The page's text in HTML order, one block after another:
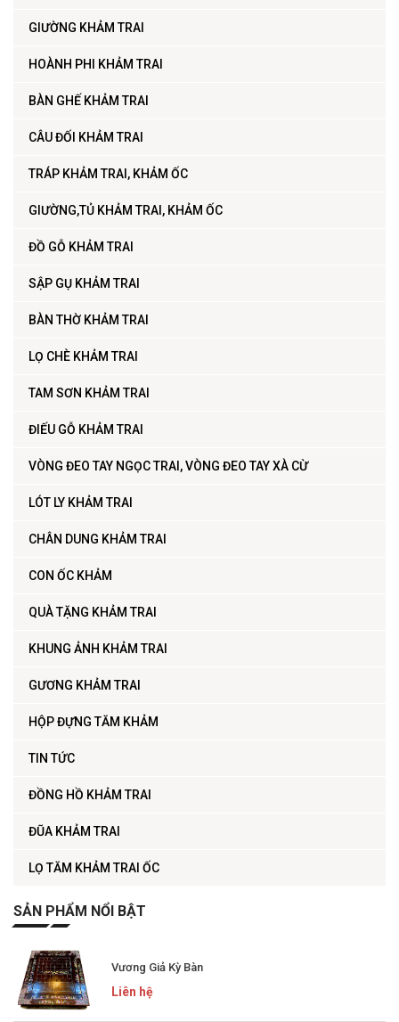
GIƯỜNG KHẢM TRAI
HOÀNH PHI KHẢM TRAI
BÀN GHẾ KHẢM TRAI
CÂU ĐỐI KHẢM TRAI
TRÁP KHẢM TRAI, KHẢM ỐC
GIƯỜNG,TỦ KHẢM TRAI, KHẢM ỐC
ĐỒ GỖ KHẢM TRAI
SẬP GỤ KHẢM TRAI
BÀN THỜ KHẢM TRAI
LỌ CHÈ KHẢM TRAI
TAM SƠN KHẢM TRAI
ĐIẾU GỖ KHẢM TRAI
VÒNG ĐEO TAY NGỌC TRAI, VÒNG ĐEO TAY XÀ CỪ
LÓT LY KHẢM TRAI
CHÂN DUNG KHẢM TRAI
CON ỐC KHẢM
QUÀ TẶNG KHẢM TRAI
KHUNG ẢNH KHẢM TRAI
GƯƠNG KHẢM TRAI
HỘP ĐỰNG TĂM KHẢM
TIN TỨC
ĐỒNG HỒ KHẢM TRAI
ĐŨA KHẢM TRAI
LỌ TĂM KHẢM TRAI ỐC
SẢN PHẨM NỔI BẬT
Vương Giả Kỳ Bàn
Liên hệ